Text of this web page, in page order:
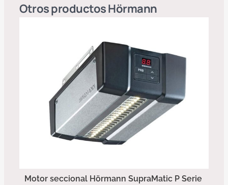
Otros productosHörmann
Motor seccional Hörmann SupraMatic P Serie